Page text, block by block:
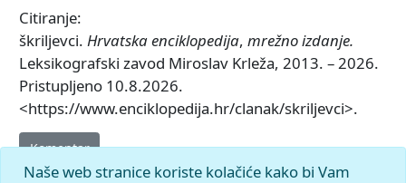
Citiranje:
škriljevci. Hrvatska enciklopedija, mrežno izdanje.
Leksikografski zavod Miroslav Krleža, 2013. – 2026.
Pristupljeno 10.8.2026.
<https://www.enciklopedija.hr/clanak/skriljevci>.
Komentar
Naše web stranice koriste kolačiće kako bi Vam